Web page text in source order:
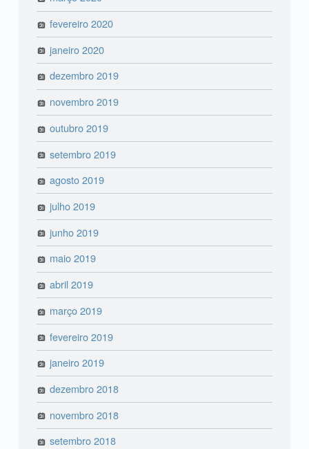
fevereiro 2020
janeiro 2020
dezembro 2019
novembro 2019
outubro 2019
setembro 2019
agosto 2019
julho 2019
junho 2019
maio 2019
abril 2019
março 2019
fevereiro 2019
janeiro 2019
dezembro 2018
novembro 2018
setembro 2018